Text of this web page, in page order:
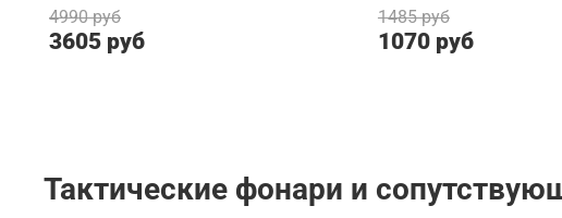
4990 руб
3605 руб
1485 руб
1070 руб
Тактические фонари и